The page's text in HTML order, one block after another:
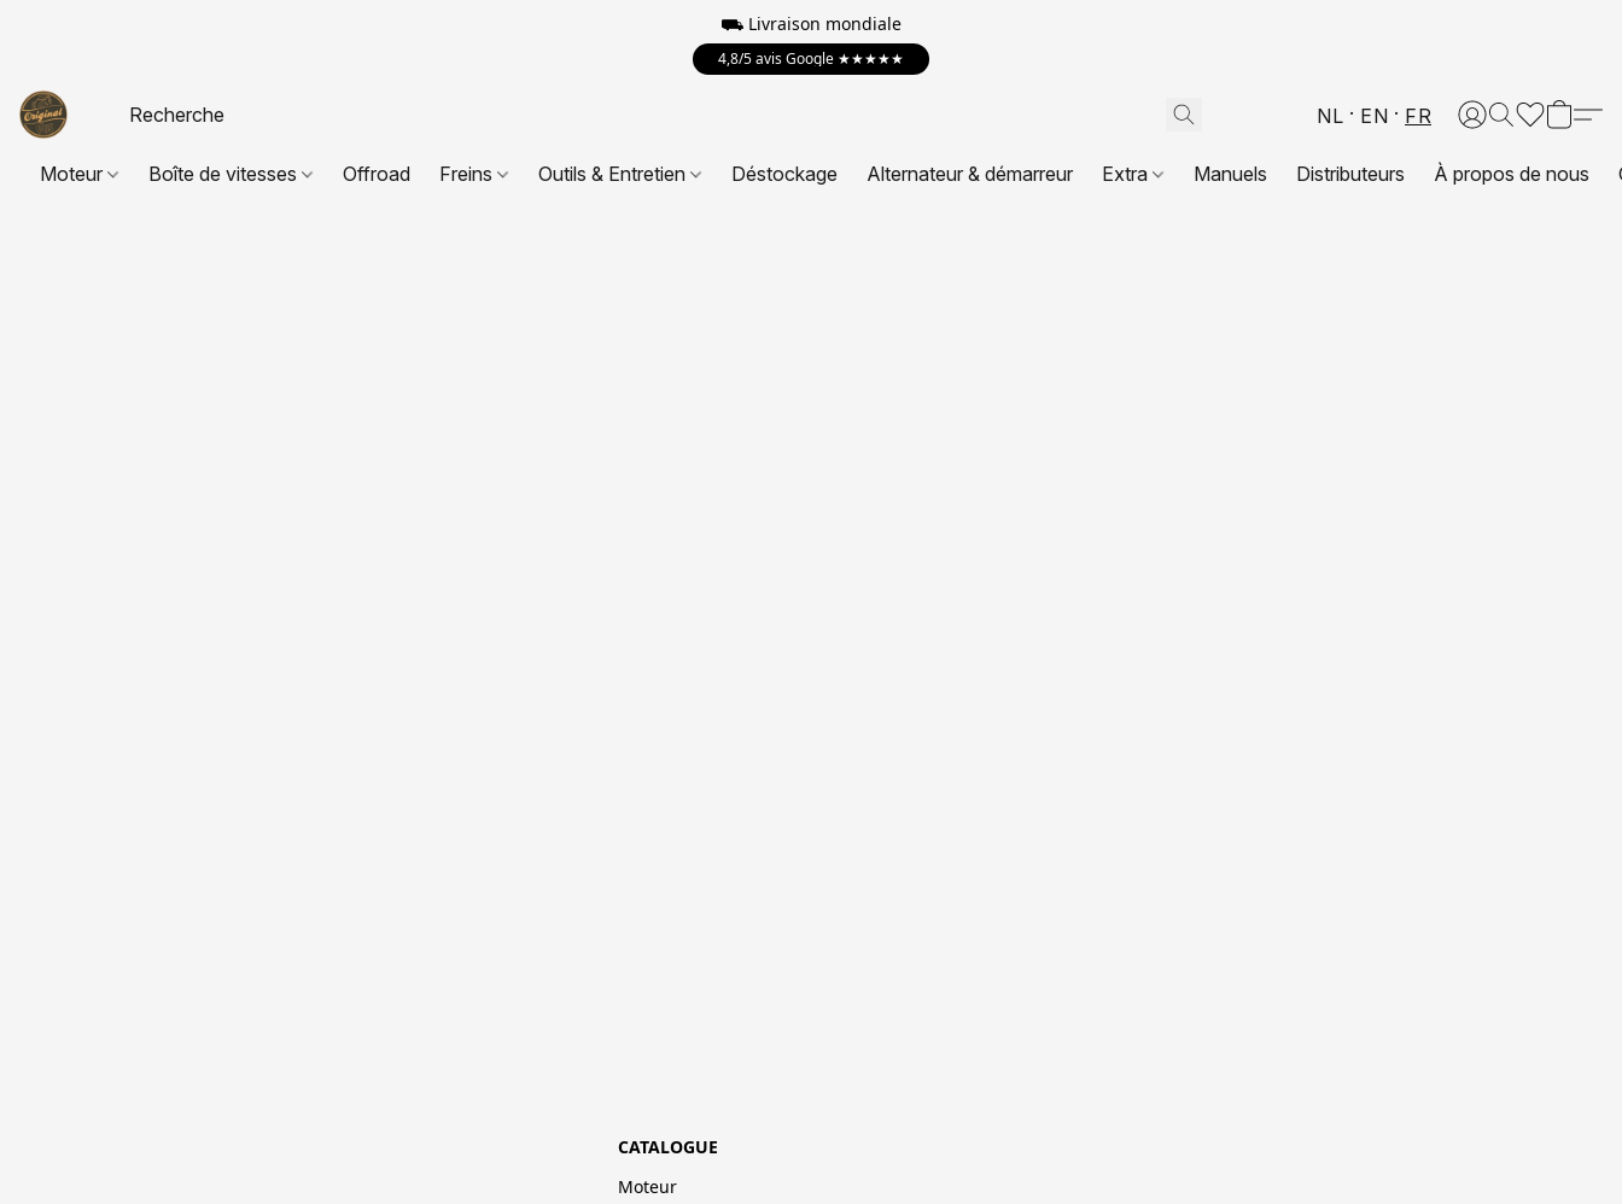
⛟ Livraison mondiale
4,8/5 avis Google ★★★★★
NL EN FR
Moteur Boîte de vitesses Offroad Freins Outils & Entretien Déstockage Alternateur & démarreur Extra Manuels Distributeurs À propos de nous
CATALOGUE
Moteur